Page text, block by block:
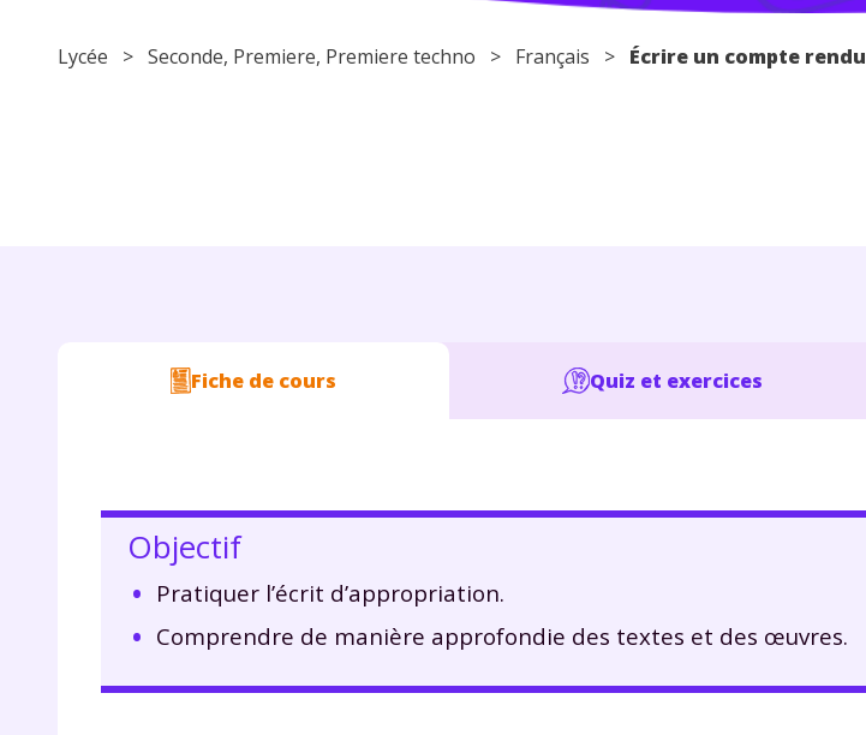
Lycée > Seconde, Premiere, Premiere techno > Français > Écrire un compte rendu
Fiche de cours Quiz et exercices
Objectif
Pratiquer l’écrit d’appropriation.
Comprendre de manière approfondie des textes et des œuvres.